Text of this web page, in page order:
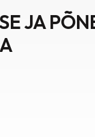
JA